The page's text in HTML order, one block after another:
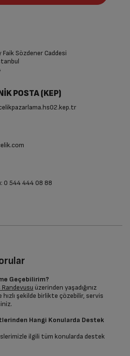
Sözdener Caddesi
POSTA (KEP)
0 544 444 08 88
Geçebilirim?
üzerinden yaşadığınız
şekilde birlikte çözebilir, servis
Hangi Konularda Destek
ilgili tüm konularda destek